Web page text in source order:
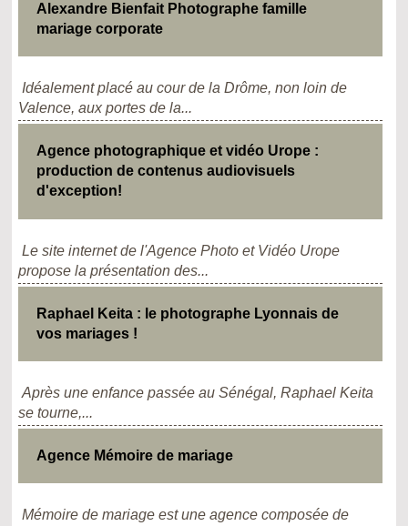
Alexandre Bienfait Photographe famille
mariage corporate
Idéalement placé au cour de la Drôme, non loin de
Valence, aux portes de la...
Agence photographique et vidéo Urope :
production de contenus audiovisuels
d'exception!
Le site internet de l'Agence Photo et Vidéo Urope
propose la présentation des...
Raphael Keita : le photographe Lyonnais de
vos mariages !
Après une enfance passée au Sénégal, Raphael Keita
se tourne,...
Agence Mémoire de mariage
Mémoire de mariage est une agence composée de